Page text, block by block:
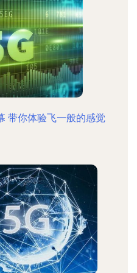
带你体验飞一般的感觉